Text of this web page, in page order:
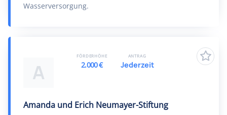
Wasserversorgung.
A
Amanda und Erich Neumayer-Stiftung
FÖRDERHÖHE
2.000 €
ANTRAG
Jederzeit